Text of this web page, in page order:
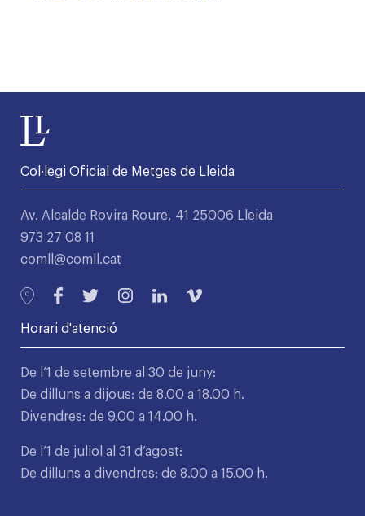
Col·legi Oficial de Metges de Lleida
Av. Alcalde Rovira Roure, 41 25006 Lleida
973 27 08 11
comll@comll.cat
Horari d'atenció
De l’1 de setembre al 30 de juny:
De dilluns a dijous: de 8.00 a 18.00 h.
Divendres: de 9.00 a 14.00 h.
De l’1 de juliol al 31 d’agost:
De dilluns a divendres: de 8.00 a 15.00 h.